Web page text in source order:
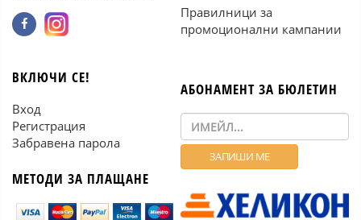
Правилници за
промоционални кампании
ВКЛЮЧИ СЕ!
Вход
Регистрация
Забравена парола
МЕТОДИ ЗА ПЛАЩАНЕ
АБОНАМЕНТ ЗА БЮЛЕТИН